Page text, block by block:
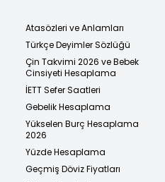
Atasözleri ve Anlamları
Türkçe Deyimler Sözlüğü
Çin Takvimi 2026 ve Bebek
Cinsiyeti Hesaplama
İETT Sefer Saatleri
Gebelik Hesaplama
Yükselen Burç Hesaplama
2026
Yüzde Hesaplama
Geçmiş Döviz Fiyatları